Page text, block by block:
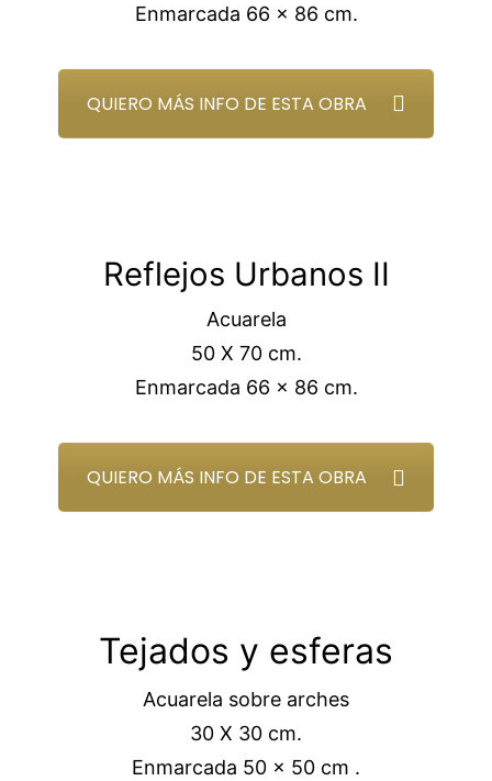
Enmarcada 66 x 86 cm.
QUIERO MÁS INFO DE ESTA OBRA
Reflejos Urbanos II
Acuarela
50 X 70 cm.
Enmarcada 66 x 86 cm.
QUIERO MÁS INFO DE ESTA OBRA
Tejados y esferas
Acuarela sobre arches
30 X 30 cm.
Enmarcada 50 x 50 cm .